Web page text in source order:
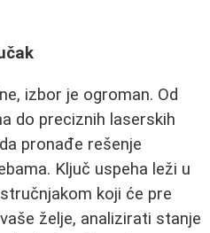
izbor je ogroman. Od
do preciznih laserskih
pronađe rešenje
Ključ uspeha leži u
koji će pre
želje, analizirati stanje